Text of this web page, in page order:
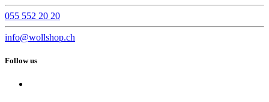
055 552 20 20
info@wollshop.ch
Follow us